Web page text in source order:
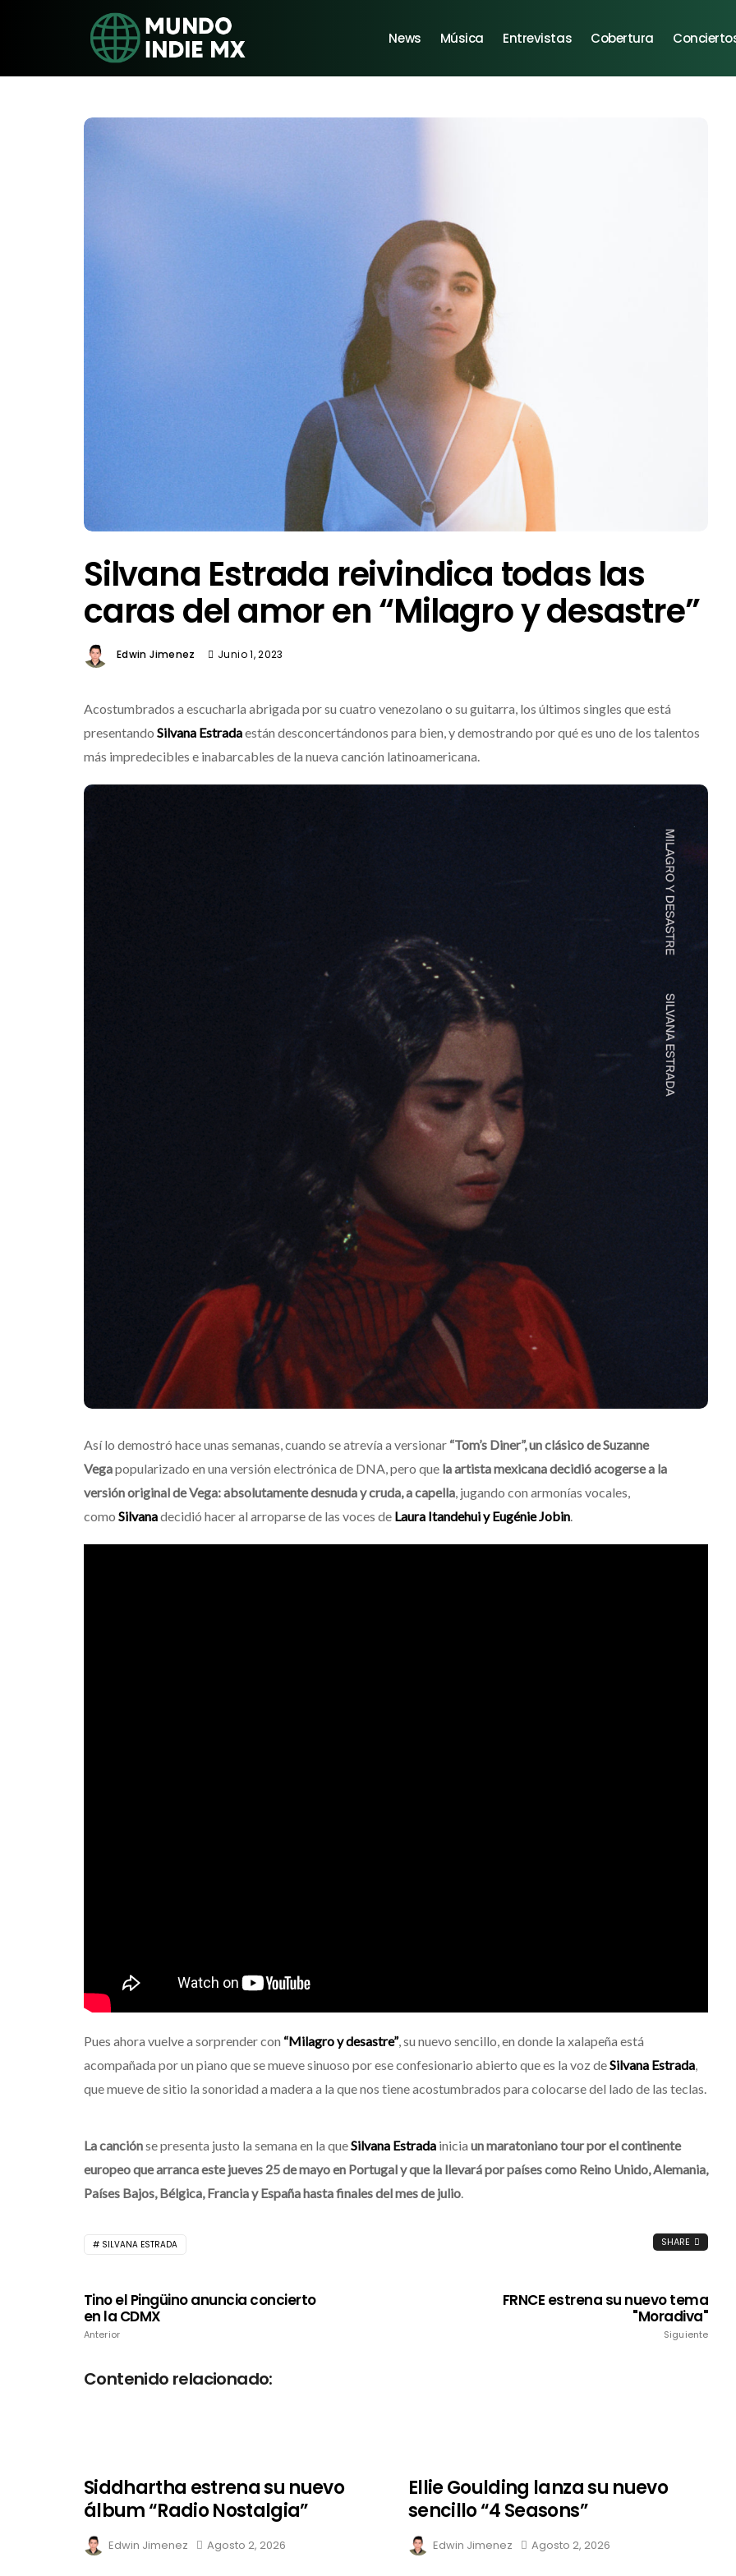
News Música Entrevistas Cobertura
Silvana Estrada reivindica todas las
caras del amor en “Milagro y desastre”
Edwin Jimenez Junio 1, 2023
Acostumbrados a escucharla abrigada por su cuatro venezolano o su guitarra, los últimos singles que está
presentando Silvana Estradaestán desconcertándonos para bien, y demostrando por qué es uno de los talentos
más impredecibles e inabarcables de la nueva canción latinoamericana.
Así lo demostró hace unas semanas, cuando se atrevía a versionar “Tom’s Diner”, un clásico de Suzanne
Vegapopularizado en una versión electrónica de DNA, pero que la artista mexicana decidió acogerse a la
versión original de Vega: absolutamente desnuda y cruda, a capella , jugando con armonías vocales,
como Silvanadecidió hacer al arroparse de las voces de Laura Itandehui y Eugénie Jobin
Pues ahora vuelve a sorprender con “Milagro y desastre”, su nuevo sencillo, en donde la xalapeña está
acompañada por un piano que se mueve sinuoso por ese confesionario abierto que es la voz deSilvana Estrada,
que mueve de sitio la sonoridad a madera a la que nos tiene acostumbrados para colocarse del lado de las teclas.
La canciónse presenta justo la semana en la queSilvana Estrada inicia un maratoniano tour por el continente
europeo que arranca este jueves 25 de mayo en Portugal y que la llevará por países como Reino Unido, Alemania,
Países Bajos, Bélgica, Francia y España hasta finales del mes de julio.
SILVANA ESTRADA SHARE
Tino el Pingüino anuncia concierto
en la CDMX
Anterior
FRNCE estrena su nuevo tema
"Moradiva"
Siguiente
Contenido relacionado:
Siddhartha estrena su nuevo
álbum “Radio Nostalgia”
Edwin Jimenez Agosto 2, 2026
Ellie Goulding lanza su nuevo
sencillo “4 Seasons”
Edwin Jimenez Agosto 2, 2026
Destino Dos Equis 2026: La
gran celebración sonora
que transformará las
noches de Boca del Río y
Julio 13, 2026
JACK WHITE lanza su
séptimo álbum de estudio
‘Frozen Charlotte’